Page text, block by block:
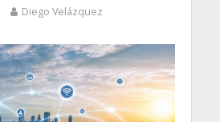
Diego Velázquez